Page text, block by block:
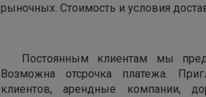
рыночных. Стоимость и условия
Постоянным клиентам мы
Возможна отсрочка платежа.
клиентов, арендные компании,